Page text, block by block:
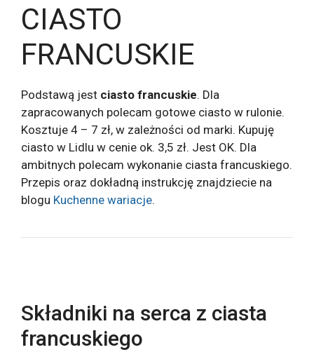
CIASTO
FRANCUSKIE
Podstawą jest ciasto francuskie. Dla
zapracowanych polecam gotowe ciasto w rulonie.
Kosztuje 4 – 7 zł, w zależności od marki. Kupuję
ciasto w Lidlu w cenie ok. 3,5 zł. Jest OK. Dla
ambitnych polecam wykonanie ciasta francuskiego.
Przepis oraz dokładną instrukcję znajdziecie na
blogu Kuchenne wariacje.
Składniki na serca z ciasta
francuskiego